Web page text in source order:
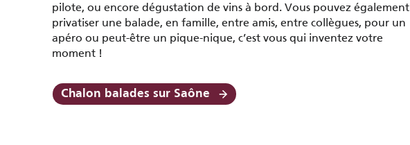
pilote, ou encore dégustation de vins à bord. Vous pouvez également
privatiser une balade, en famille, entre amis, entre collègues, pour un
apéro ou peut-être un pique-nique, c’est vous qui inventez votre
moment !
Chalon balades sur Saône